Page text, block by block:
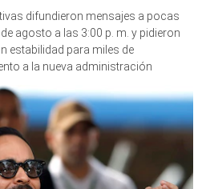
difundieron mensajes a pocas
agosto a las 3:00 p. m. y pidieron
estabilidad para miles de
a la nueva administración